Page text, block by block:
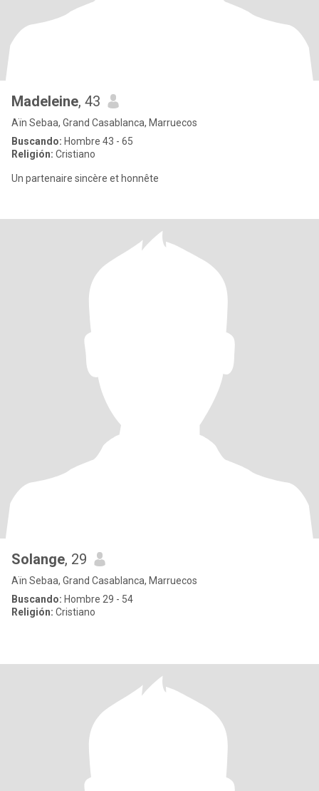
Madeleine, 43
Aïn Sebaa, Grand Casablanca, Marruecos
Buscando: Hombre 43 - 65
Religión: Cristiano
Un partenaire sincère et honnête
Solange, 29
Aïn Sebaa, Grand Casablanca, Marruecos
Buscando: Hombre 29 - 54
Religión: Cristiano